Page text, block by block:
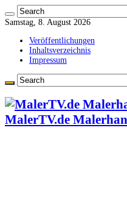
Samstag, 8. August 2026
Veröffentlichungen
Inhaltsverzeichnis
Impressum
MalerTV.de